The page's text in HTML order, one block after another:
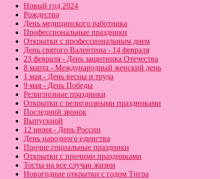
Новый год 2024
Рождество
День медицинского работника
Профессиональные праздники
Открытки с профессиональным днем
День святого Валентина - 14 февраля
23 февраля - День защитника Отечества
8 марта - Международный женский день
1 мая - День весны и труда
9 мая - День Победы
Религиозные праздники
Открытки с религиозными праздниками
Последний звонок
Выпускной
12 июня - День России
День народного единства
Прочие социальные праздники
Открытки с прочими праздниками
Тосты на все случаи жизни
Новогодние открытки с годом Тигра